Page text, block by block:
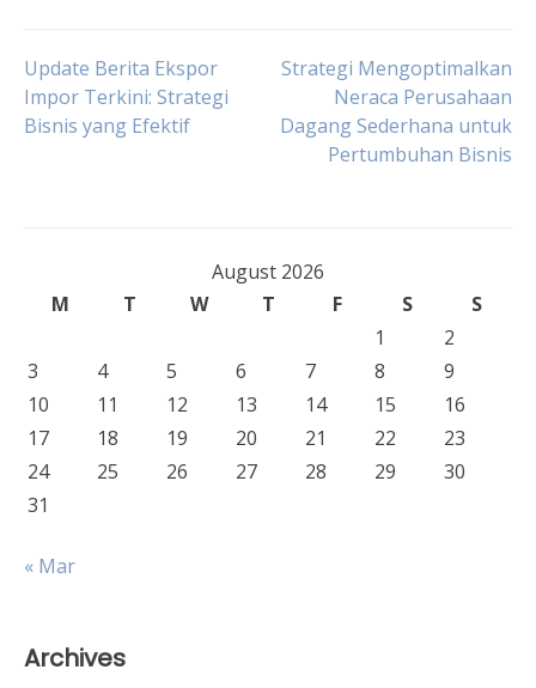
Post
navigation
Update Berita Ekspor
Impor Terkini: Strategi
Bisnis yang Efektif
Strategi Mengoptimalkan
Neraca Perusahaan
Dagang Sederhana untuk
Pertumbuhan Bisnis
August 2026
M
T W T F S
S
1
2
3
4 5 6 7 8
9
10
11 12 13 14 15
16
17
18 19 20 21 22
23
24
25 26 27 28 29
30
31
« Mar
Archives